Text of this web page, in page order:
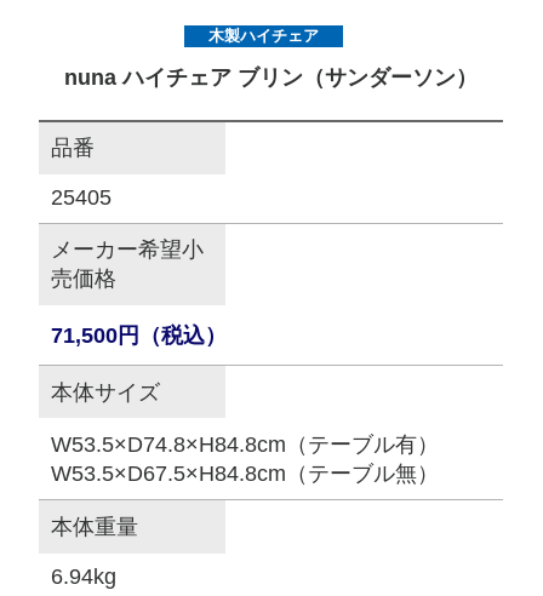
オフィシャルFacebook
オフィシャルInstagram
× 閉じる
木製ハイチェア
nuna ハイチェア ブリン（サンダーソン）
品番
25405
メーカー希望小
売価格
71,500円（税込）
本体サイズ
W53.5×D74.8×H84.8cm（テーブル有）
W53.5×D67.5×H84.8cm（テーブル無）
本体重量
6.94kg